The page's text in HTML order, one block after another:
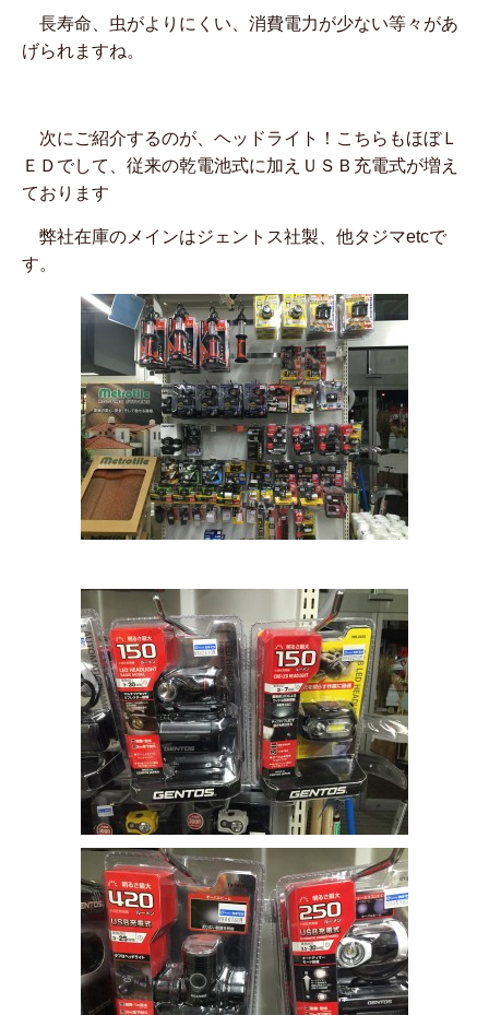
長寿命、虫がよりにくい、消費電力が少ない等々があ
げられますね。
次にご紹介するのが、ヘッドライト！こちらもほぼＬ
ＥＤでして、従来の乾電池式に加えＵＳＢ充電式が増え
ております
弊社在庫のメインはジェントス社製、他タジマetcで
す。